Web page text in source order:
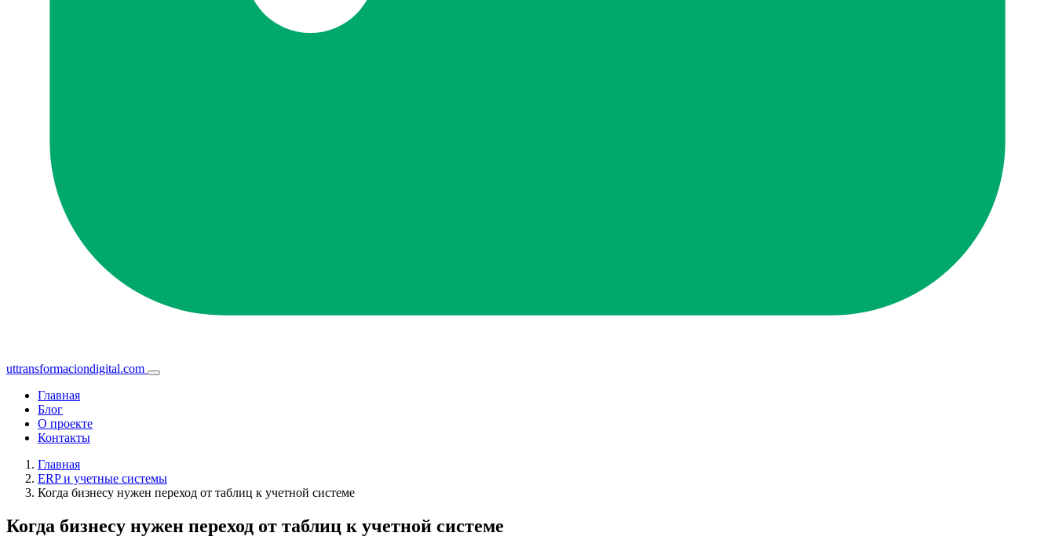
uttransformaciondigital.com
Главная
Блог
О проекте
Контакты
Главная
ERP и учетные системы
Когда бизнесу нужен переход от таблиц к учетной системе
Когда бизнесу нужен переход от таблиц к учетной системе